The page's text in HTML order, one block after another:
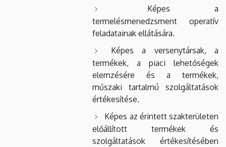
Képes a
termelésmenedzsment operatív
feladatainak ellátására.
Képes a versenytársak, a
termékek, a piaci lehetőségek
elemzésére és a termékek,
műszaki tartalmú szolgáltatások
értékesítése.
Képes az érintett szakterületen
előállított termékek és
szolgáltatások értékesítésében